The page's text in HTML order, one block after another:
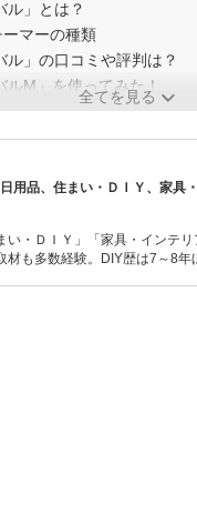
ル」とは？
マーの種類
ル」の口コミや評判は？
ルM」を使ってみた！
全てを見る
用品、住まい・ＤＩＹ、家具
い・ＤＩＹ」「家具・インテ
材も多数経験。DIY歴は7～8